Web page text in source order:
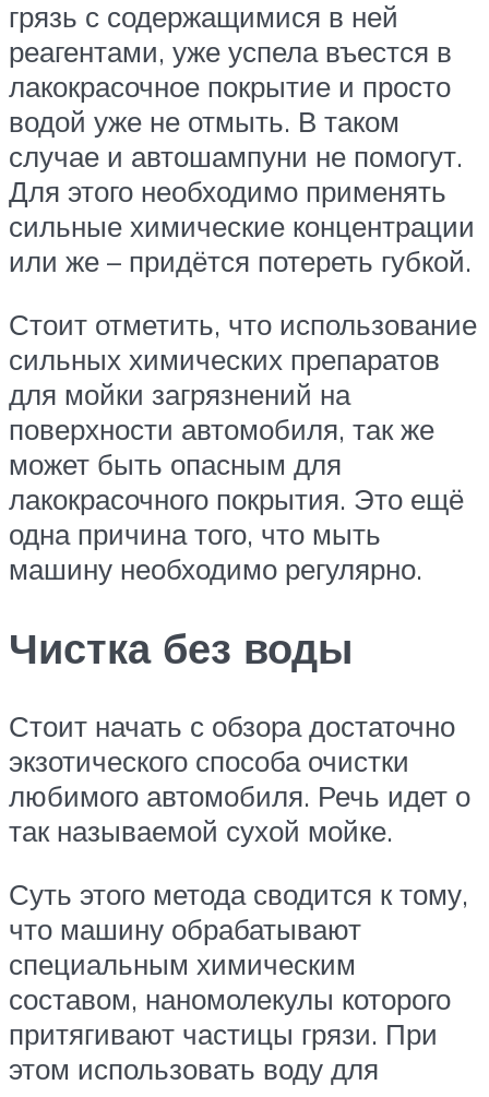
грязь с содержащимися в ней
реагентами, уже успела въестся в
лакокрасочное покрытие и просто
водой уже не отмыть. В таком
случае и автошампуни не помогут.
Для этого необходимо применять
сильные химические концентрации
или же – придётся потереть губкой.
Стоит отметить, что использование
сильных химических препаратов
для мойки загрязнений на
поверхности автомобиля, так же
может быть опасным для
лакокрасочного покрытия. Это ещё
одна причина того, что мыть
машину необходимо регулярно.
Чистка без воды
Стоит начать с обзора достаточно
экзотического способа очистки
любимого автомобиля. Речь идет о
так называемой сухой мойке.
Суть этого метода сводится к тому,
что машину обрабатывают
специальным химическим
составом, наномолекулы которого
притягивают частицы грязи. При
этом использовать воду для